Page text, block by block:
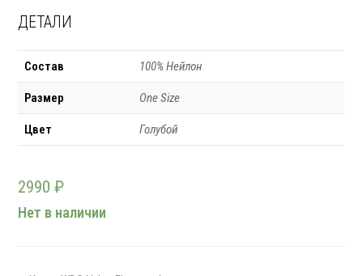
ДЕТАЛИ
Состав 100% Нейлон
Размер One Size
Цвет Голубой
2990₽
Нет в наличии